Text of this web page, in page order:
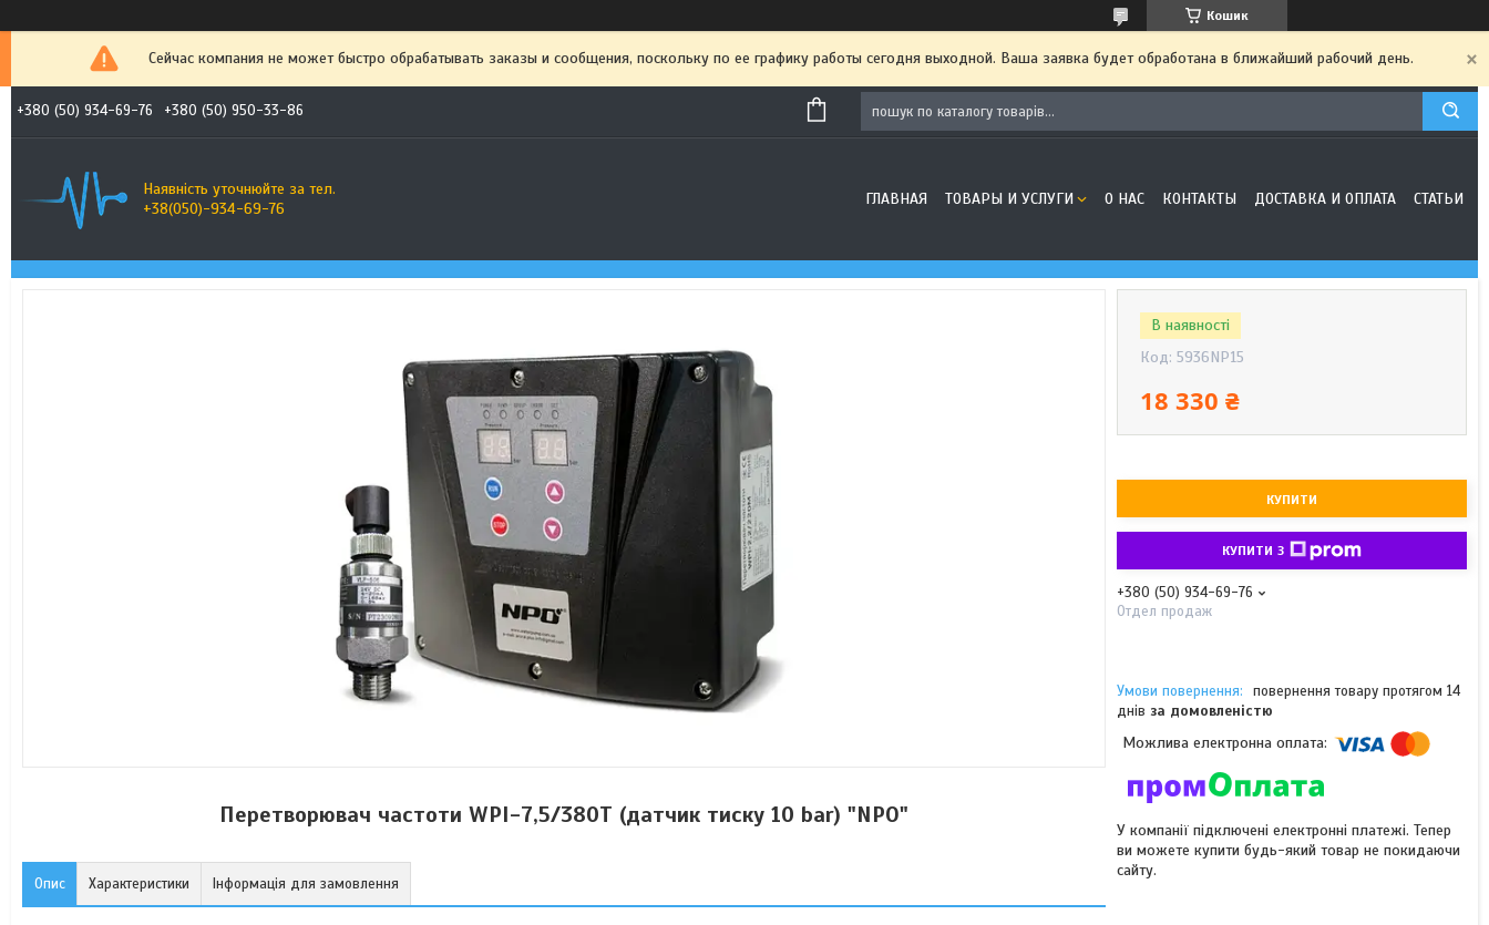
Кошик
Сейчас компания не может быстро обрабатывать заказы и сообщения, поскольку по ее графику работы сегодня выходной. Ваша заявка будет обработана в ближайший рабочий день.
+380 (50) 934-69-76 +380 (50) 950-33-86
Наявність уточнюйте за тел.
+38(050)-934-69-76
ГЛАВНАЯ ТОВАРЫ И УСЛУГИ О НАС КОНТАКТЫ ДОСТАВКА И ОПЛАТА СТАТЬИ
Перетворювач частоти WPI-7,5/380T (датчик тиску 10 bar) "NPO"
Опис Характеристики Інформація для замовлення
В наявності
Код: 5936NP15
18 330 ₴
КУПИТИ
КУПИТИ З
+380 (50) 934-69-76
Отдел продаж
повернення товару протягом 14
днів за домовленістю
У компанії підключені електронні платежі. Тепер
ви можете купити будь-який товар не покидаючи
сайту.